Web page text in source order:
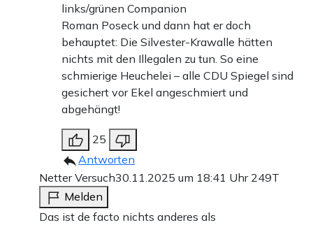
links/grünen Companion
Roman Poseck und dann hat er doch
behauptet: Die Silvester-Krawalle hätten
nichts mit den Illegalen zu tun. So eine
schmierige Heuchelei – alle CDU Spiegel sind
gesichert vor Ekel angeschmiert und
abgehängt!
25
Antworten
Netter Versuch30.11.2025 um 18:41 Uhr 249T
Melden
Das ist de facto nichts anderes als